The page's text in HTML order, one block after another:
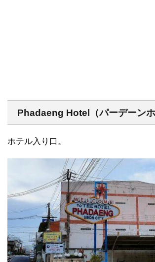
Phadaeng Hotel（パーデーンホ
ホテル入り口。